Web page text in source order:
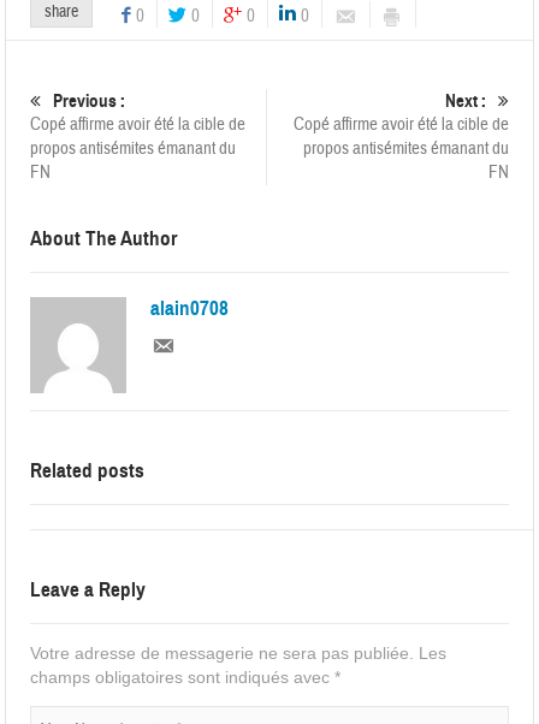
share 0 0 0 0
Previous :
Copé affirme avoir été la cible de
propos antisémites émanant du
FN
Next :
Copé affirme avoir été la cible de
propos antisémites émanant du
FN
About The Author
alain0708
Related posts
Leave a Reply
Votre adresse de messagerie ne sera pas publiée.
Les
champs obligatoires sont indiqués avec*